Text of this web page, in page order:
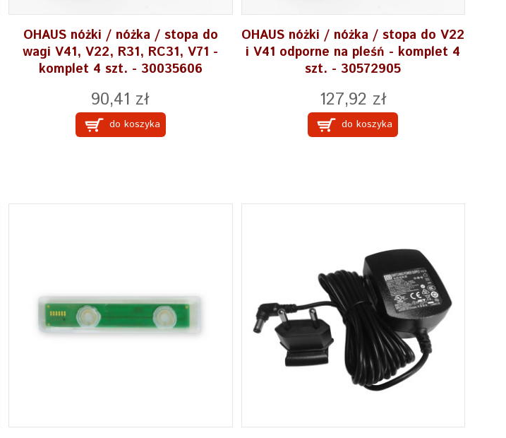
OHAUS nóżki / nóżka / stopa do
wagi V41, V22, R31, RC31, V71 -
komplet 4 szt. - 30035606
90,41 zł
do koszyka
OHAUS nóżki / nóżka / stopa do V22
i V41 odporne na pleśń - komplet 4
szt. - 30572905
127,92 zł
do koszyka